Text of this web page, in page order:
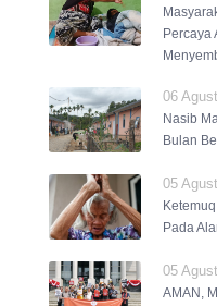
Percaya
06
Nasib
Bulan
05
Pada
05
AMAN,